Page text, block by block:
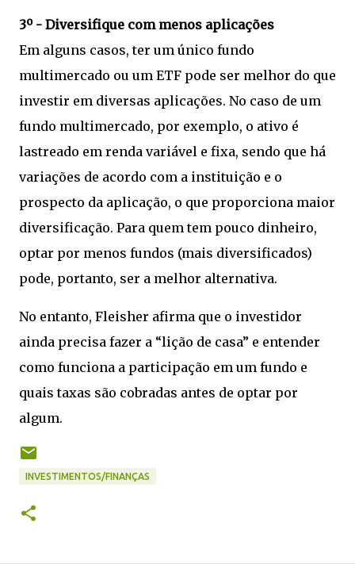
3º - Diversifique com menos aplicações
Em alguns casos, ter um único fundo
multimercado ou um ETF pode ser melhor do que
investir em diversas aplicações. No caso de um
fundo multimercado, por exemplo, o ativo é
lastreado em renda variável e fixa, sendo que há
variações de acordo com a instituição e o
prospecto da aplicação, o que proporciona maior
diversificação. Para quem tem pouco dinheiro,
optar por menos fundos (mais diversificados)
pode, portanto, ser a melhor alternativa.
No entanto, Fleisher afirma que o investidor
ainda precisa fazer a “lição de casa” e entender
como funciona a participação em um fundo e
quais taxas são cobradas antes de optar por
algum.
INVESTIMENTOS/FINANÇAS